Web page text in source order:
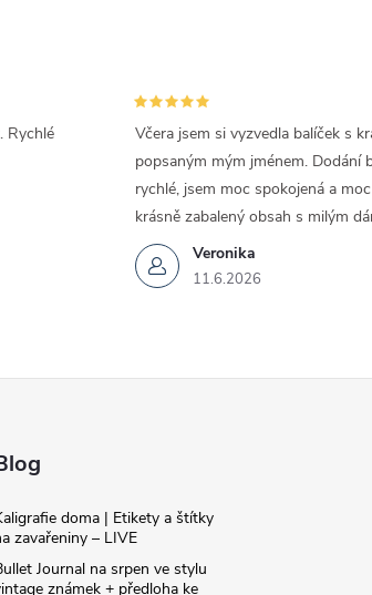
Rychlé
Veronika
11.6.2026
Včera jsem si vyzvedla balíček s
popsaným mým jménem. Dodání
rychlé, jsem moc spokojená a
krásně zabalený obsah s milým
doma | Etikety a štítky
zavařeniny – LIVE
Journal na srpen ve stylu
známek + předloha ke